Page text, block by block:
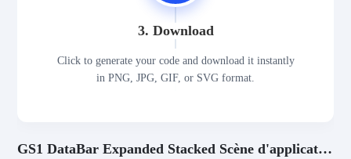
3. Download
Click to generate your code and download it instantly
in PNG, JPG, GIF, or SVG format.
GS1 DataBar Expanded Stacked Scène d'application